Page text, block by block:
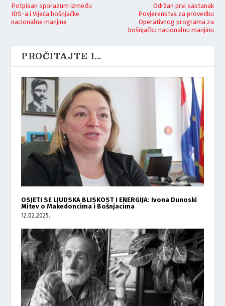
Potpisan sporazum između
IDS-a i Vijeća bošnjačke
nacionalne manjine
Održan prvi sastanak
Povjerenstva za provedbu
Operativnog programa za
bošnjačku nacionalnu manjinu
PROČITAJTE I...
OSJETI SE LJUDSKA BLISKOST I ENERGIJA: Ivona Dunoski
Mitev o Makedoncima i Bošnjacima
12.02.2025.